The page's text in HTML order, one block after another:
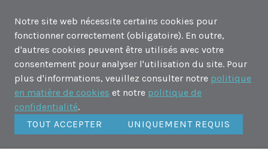
Notre site web nécessite certains cookies pour
fonctionner correctement (obligatoire). En outre,
d'autres cookies peuvent être utilisés avec votre
consentement pour analyser l'utilisation du site. Pour
plus d'informations, veuillez consulter notre politique
en matière de cookies et notre politique de
confidentialité.
TOUT ACCEPTER
UNIQUEMENT REQUIS